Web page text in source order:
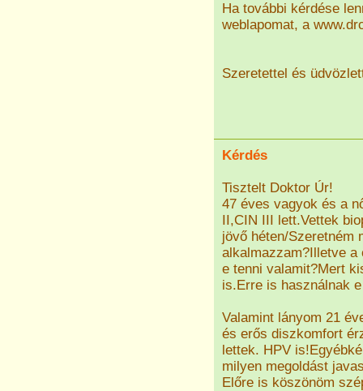
Ha további kérdése
weblapomat, a
Szeretettel és
Kérdés
Tisztelt Doktor Úr!
47 éves vagyok és a
II,CIN III lett.Vettek
jövő héten/Szeretném
alkalmazzam?Illetve a
e tenni valamit?Mert
is.Erre is használnak
Valamint lányom 21
és erős diszkomfort
lettek. HPV
milyen megoldást
Előre is köszönöm